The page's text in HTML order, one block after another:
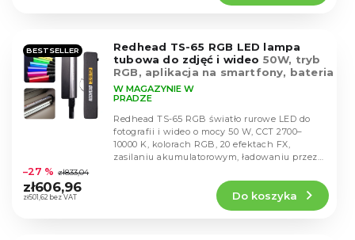
gwiazdek.
BESTSELLER
Redhead TS-65 RGB LED lampa
tubowa do zdjęć i wideo 50W, tryb
RGB, aplikacja na smartfony, bateria
4400 mAh
ocena
produktu
wynosi
W MAGAZYNIE W
PRADZE
zł501,62 bez VAT
–27 % zł833,04
zł606,96
Do koszyka
Redhead TS-65 RGB światło rurowe LED do
fotografii i wideo o mocy 50 W, CCT 2700–
10000 K, kolorach RGB, 20 efektach FX,
zasilaniu akumulatorowym, ładowaniu przez